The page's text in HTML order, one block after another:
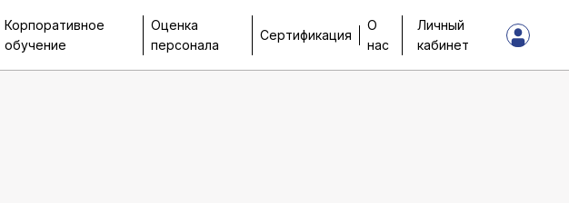
Корпоративное
обучение
Оценка
персонала
Сертификация
О
нас
Личный
кабинет